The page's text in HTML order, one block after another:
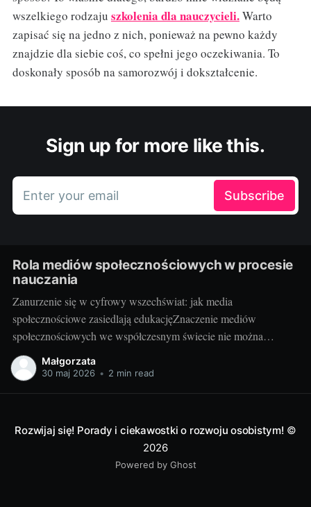
wszelkiego rodzaju szkolenia dla nauczycieli.Warto
zapisać się na jedno z nich, ponieważ na pewno każdy
znajdzie dla siebie coś, co spełni jego oczekiwania. To
doskonały sposób na samorozwój i dokształcenie.
Sign up for more like this.
Enter your email Subscribe
Rola mediów społecznościowych w procesie
nauczania
Zanurzenie się w cyfrowy wszechświat: jak media
społecznościowe zasiedlają edukacjęZnaczenie mediów
społecznościowych we współczesnym świecie nie można
przecenić. Facebook, Instagram, Twitter, YouTube, LinkedIn i
wiele innych platform stało się nieodłączną częścią codzienności
odgrywają też istotną rolę
Małgorzata
30 maj 2026 • 2 min read
Rozwijaj się! Porady i ciekawostki o rozwoju osobistym! ©
2026
Powered by Ghost